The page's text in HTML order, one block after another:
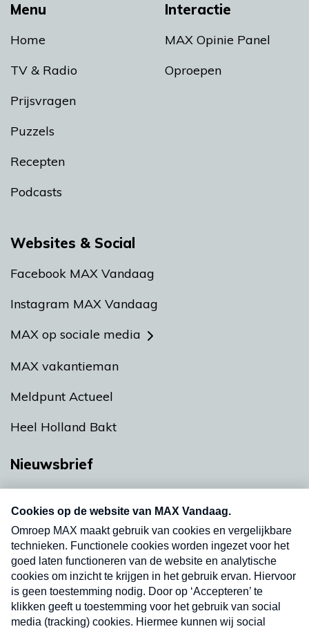
Menu
Home
TV & Radio
Prijsvragen
Puzzels
Recepten
Podcasts
Interactie
MAX Opinie Panel
Oproepen
Websites & Social
Facebook MAX Vandaag
Instagram MAX Vandaag
MAX op sociale media
MAX vakantieman
Meldpunt Actueel
Heel Holland Bakt
Nieuwsbrief
nieuwsbrief. Elke vrijdag- en dinsdagochtend in
uw mailbox.
Verzend